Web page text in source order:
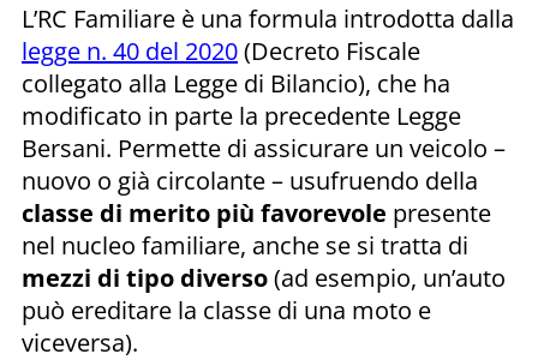
L’RC Familiare è una formula introdotta dalla
legge n. 40 del 2020(Decreto Fiscale
collegato alla Legge di Bilancio), che ha
modificato in parte la precedente Legge
Bersani. Permette di assicurare un veicolo –
nuovo o già circolante – usufruendo della
classe di merito più favorevole presente
nel nucleo familiare, anche se si tratta di
mezzi di tipo diverso(ad esempio, un’auto
può ereditare la classe di una moto e
viceversa).